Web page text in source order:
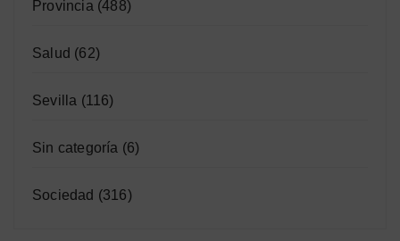
Provincia(488)
Salud (62)
Sevilla (116)
Sin categoría (6)
Sociedad (316)